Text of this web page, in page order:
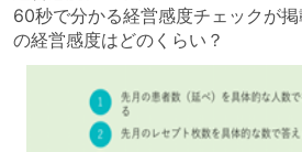
60秒で分かる経営感度チェックが
の経営感度はどのくらい？